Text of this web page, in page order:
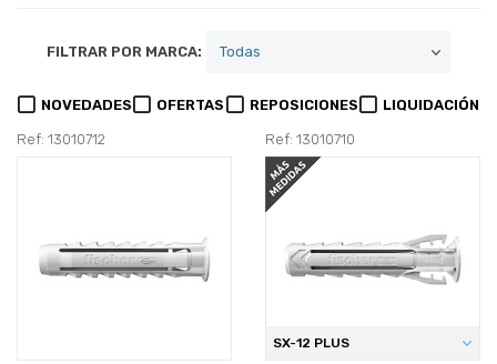
FILTRAR POR MARCA:
NOVEDADES OFERTAS REPOSICIONES LIQUIDACIÓN
Ref: 13010712 Ref: 13010710
SX-12 PLUS